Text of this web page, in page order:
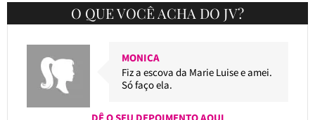
O QUE VOCÊ ACHA DO JV?
MONICA
Fiz a escova da Marie Luise e amei.
Só faço ela.